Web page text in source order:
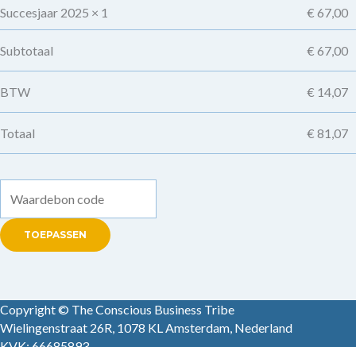
Succesjaar 2025 × 1 € 67,00
Subtotaal € 67,00
BTW € 14,07
Totaal € 81,07
TOEPASSEN
Copyright © The Conscious Business Tribe
Wielingenstraat 26R, 1078 KL Amsterdam, Nederland